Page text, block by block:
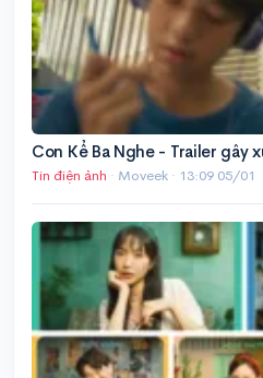
Con Kể Ba Nghe - Trailer gây
Tin điện ảnh · Moveek · 13:09 05/01